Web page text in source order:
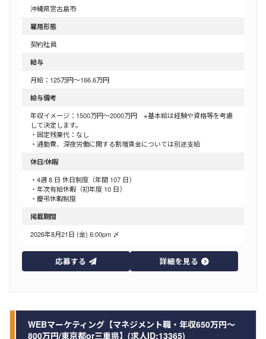
沖縄県宮古島市
雇用形態
契約社員
給与
月給：125万円～166.6万円
給与備考
年収イメージ：1500万円～2000万円 ※基本給は経験や資格等を考慮
して決定します。
・固定残業代：なし
・通勤費、深夜労働に関する割増賃金については別途支給
休日/休暇
・4週 8 日 休日制度（年間 107 日）
・年次有給休暇（初年度 10 日）
・慶弔休暇制度
掲載期間
2026年8月21日 (金) 6:00pm 〆
応募する 詳細を見る
WEBマーケティング【マネジメント職・年収650万円～
800万円/東京都or三重県】(求人ID:13365)